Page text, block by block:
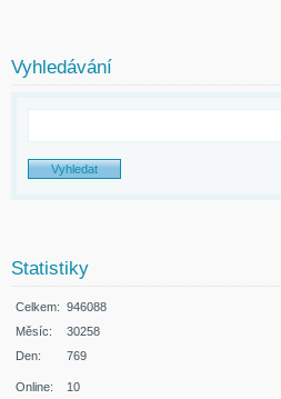
Vyhledávání
Statistiky
Online: 10
Celkem: 946088
Měsíc:
30258
Den:
769